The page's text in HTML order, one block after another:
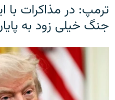
ترمپ: در مذاکرات با
جنگ خیلی زود به